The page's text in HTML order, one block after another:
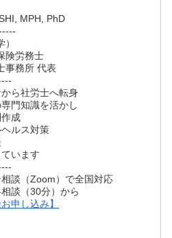
MPH, PhD
険労務士
事務所 代表
ら社労士へ転身
門知識を活かし
作成
ヘルス対策
います
談（Zoom）で全国対応
談（30分）から
申し込み】